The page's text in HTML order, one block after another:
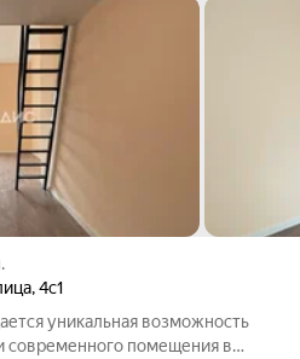
,4с1
уникальная возможность
современного помещения в